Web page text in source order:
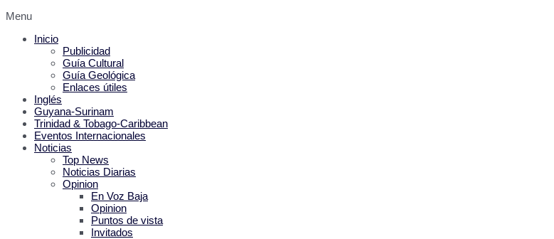
Menu
Inicio
Publicidad
Guía Cultural
Guía Geológica
Enlaces útiles
Inglés
Guyana-Surinam
Trinidad & Tobago-Caribbean
Eventos Internacionales
Noticias
Top News
Noticias Diarias
Opinion
En Voz Baja
Opinion
Puntos de vista
Invitados